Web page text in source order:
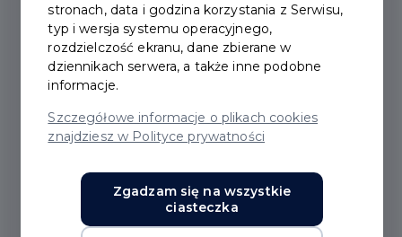
W Pruszczu Gdańskim
będzie Uchwała
Krajobrazowa
#UCHWAŁA KRAJOBRAZOWA
stronach, data i godzina korzystania z Serwisu,
typ i wersja systemu operacyjnego,
rozdzielczość ekranu, dane zbierane w
dziennikach serwera, a także inne podobne
informacje.
Szczegółowe informacje o plikach cookies
znajdziesz w Polityce prywatności
Zgadzam się na wszystkie
ciasteczka